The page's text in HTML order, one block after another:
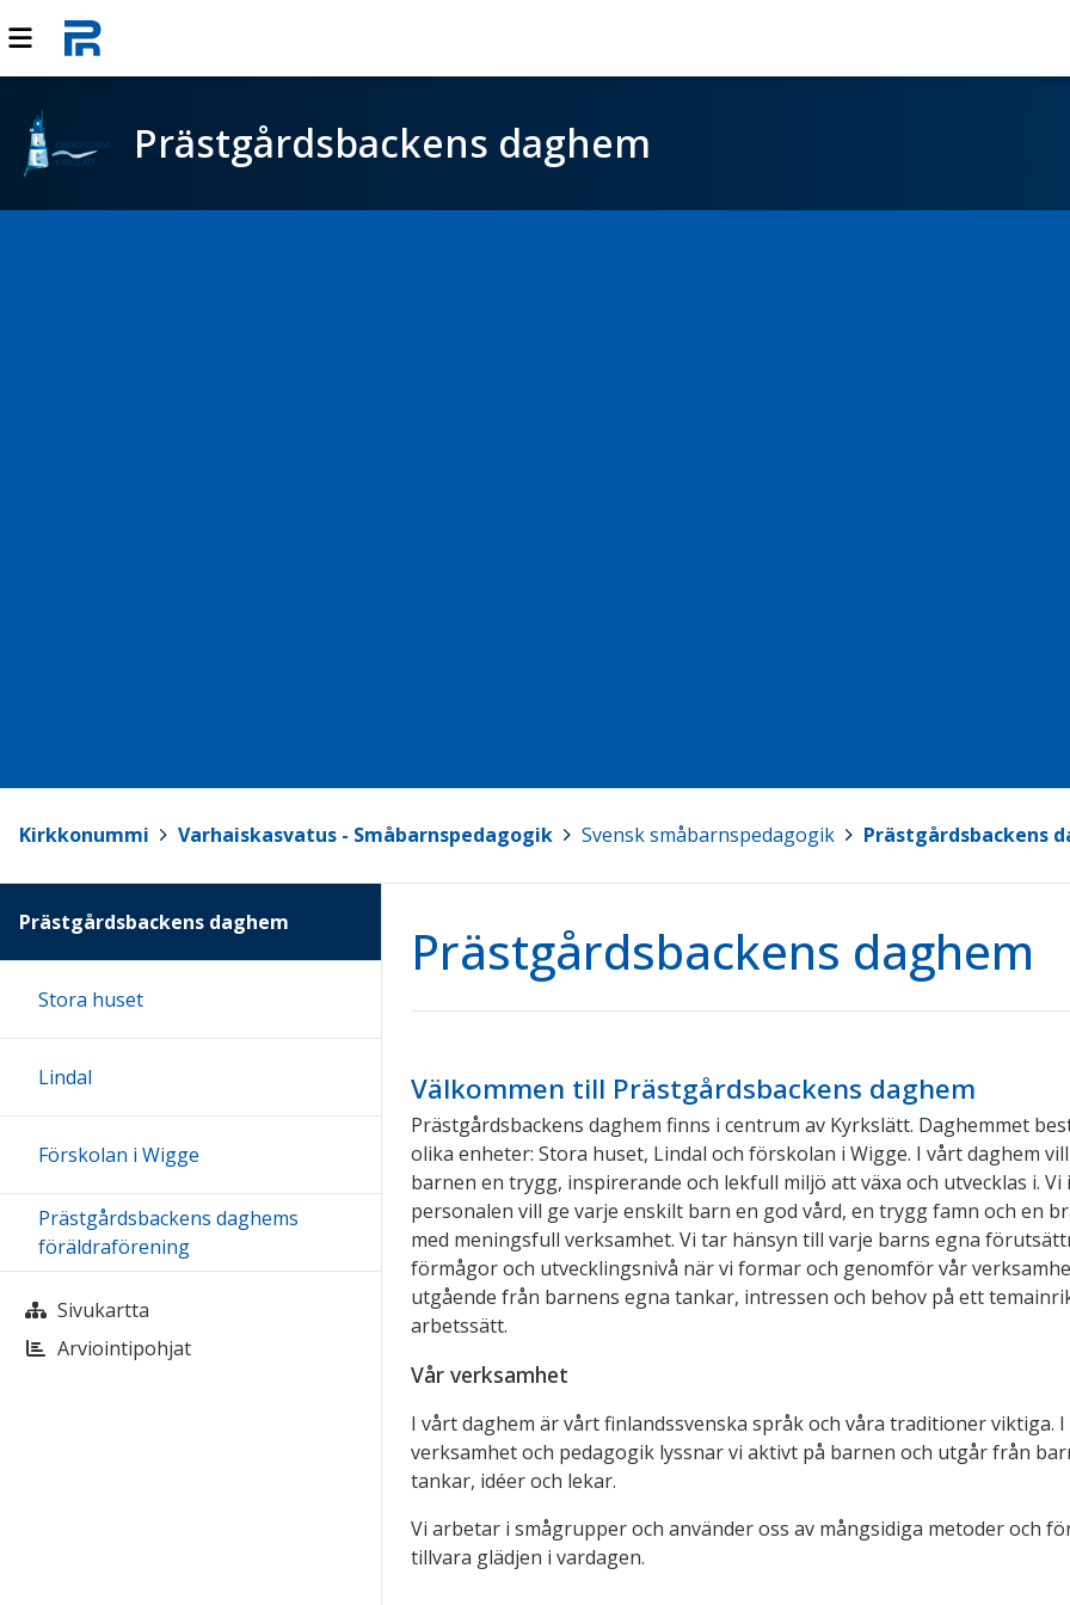
Prästgårdsbackens daghem
Kirkkonummi Varhaiskasvatus - Småbarnspedagogik Svensk småbarnspedagogik Prästgårdsbackens
Prästgårdsbackens daghem
Välkommen till Prästgårdsbackens daghem
Prästgårdsbackens daghem finns i centrum av Kyrkslätt. Daghemmet
olika enheter: Stora huset, Lindal och förskolan i Wigge. I vårt daghem
barnen en trygg, inspirerande och lekfull miljö att växa och utvecklas i. Vi i
personalen vill ge varje enskilt barn en god vård, en trygg famn och en
med meningsfull verksamhet. Vi tar hänsyn till varje barns egna
förmågor och utvecklingsnivå när vi formar och genomför vår
utgående från barnens egna tankar, intressen och behov på ett
arbetssätt.
Vår verksamhet
I vårt daghem är vårt finlandssvenska språk och våra traditioner viktiga. I
verksamhet och pedagogik lyssnar vi aktivt på barnen och utgår från
tankar, idéer och lekar.
Vi arbetar i smågrupper och använder oss av mångsidiga metoder och
tillvara glädjen i vardagen.
Prästgårdsbackens daghem
Stora huset
Lindal
Förskolan i Wigge
Prästgårdsbackens daghems
föräldraförening
Sivukartta
Arviointipohjat